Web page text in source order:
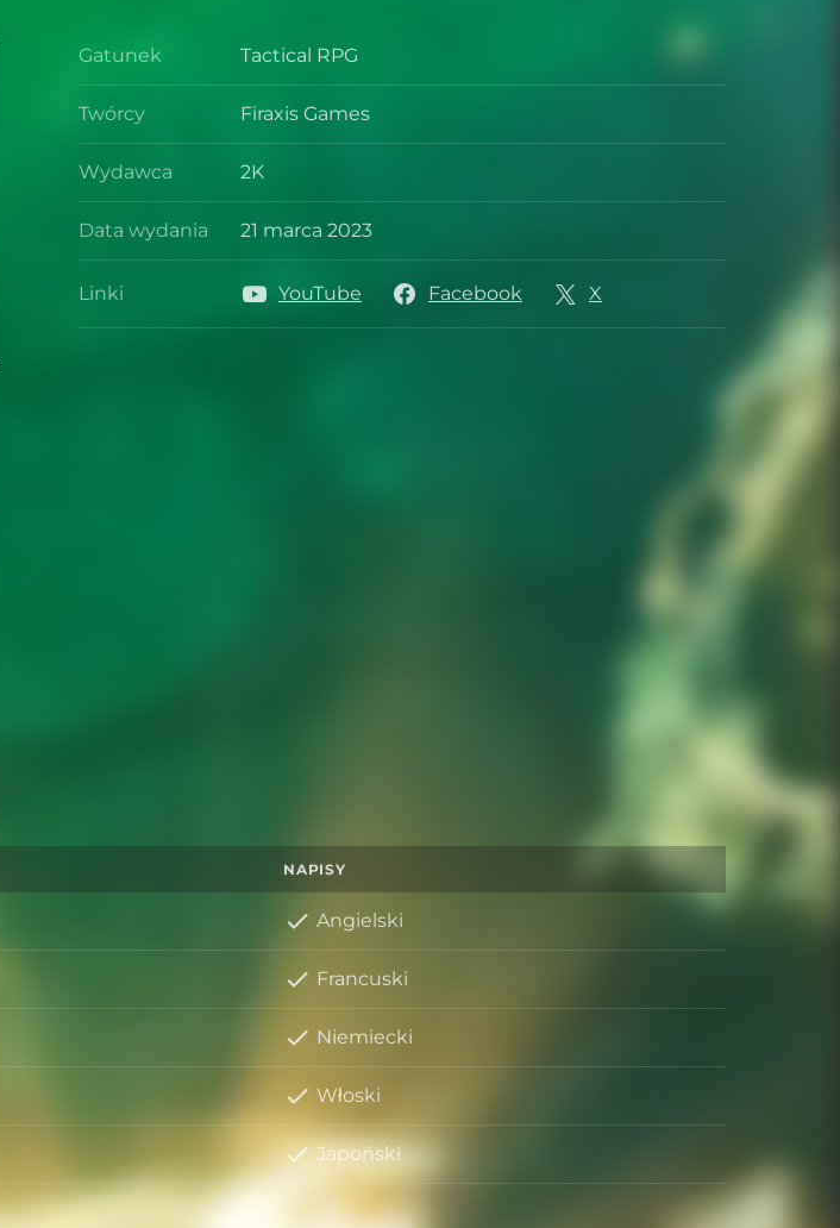
Gatunek
Gatunek
Tactical RPG
Twórcy
Twórcy
Firaxis Games
Wydawca
Wydawca
2K
Data wydania
Data wydania
21 marca 2023
Linki
Linki
YouTube Facebook X
NAPISY
Angielski
Francuski
Niemiecki
Włoski
Japoński